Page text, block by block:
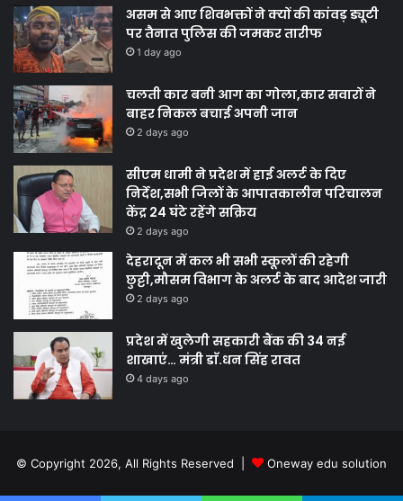
असम से आए शिवभक्तों ने क्यों की कांवड़ ड्यूटी
पर तैनात पुलिस की जमकर तारीफ
1 day ago
चलती कार बनी आग का गोला,कार सवारों ने
बाहर निकल बचाई अपनी जान
2 days ago
सीएम धामी ने प्रदेश में हाई अलर्ट के दिए
निर्देश,सभी जिलों के आपातकालीन परिचालन
केंद्र 24 घंटे रहेंगे सक्रिय
2 days ago
देहरादून में कल भी सभी स्कूलों की रहेगी
छुट्टी,मौसम विभाग के अलर्ट के बाद आदेश जारी
2 days ago
प्रदेश में खुलेगी सहकारी बैंक की 34 नई
शाखाएं… मंत्री डाॅ.धन सिंह रावत
4 days ago
© Copyright 2026, All Rights Reserved | Oneway edu solution